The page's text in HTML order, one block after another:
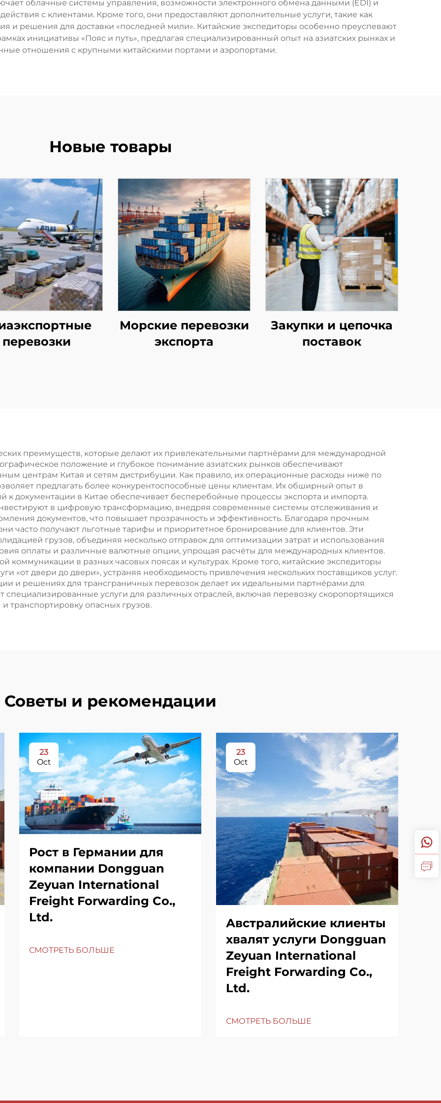
облачные системы управления, возможности электронного обмена данными (EDI) и
с клиентами. Кроме того, они предоставляют дополнительные услуги, такие как
и решения для доставки «последней мили». Китайские экспедиторы особенно преуспевают
инициативы «Пояс и путь», предлагая специализированный опыт на азиатских рынках и
отношения с крупными китайскими портами и аэропортами.
Новые товары
перевозки
Морские перевозки
экспорта
Закупки и цепочка
поставок
преимуществ, которые делают их привлекательными партнёрами для международной
положение и глубокое понимание азиатских рынков обеспечивают
центрам Китая и сетям дистрибуции. Как правило, их операционные расходы ниже по
предлагать более конкурентоспособные цены клиентам. Их обширный опыт в
к документации в Китае обеспечивает бесперебойные процессы экспорта и импорта.
в цифровую трансформацию, внедряя современные системы отслеживания и
документов, что повышает прозрачность и эффективность. Благодаря прочным
часто получают льготные тарифы и приоритетное бронирование для клиентов. Эти
грузов, объединяя несколько отправок для оптимизации затрат и использования
оплаты и различные валютные опции, упрощая расчёты для международных клиентов.
коммуникации в разных часовых поясах и культурах. Кроме того, китайские экспедиторы
«от двери до двери», устраняя необходимость привлечения нескольких поставщиков услуг.
и решениях для трансграничных перевозок делает их идеальными партнёрами для
услуги для различных отраслей, включая перевозку скоропортящихся
транспортировку опасных грузов.
Советы и рекомендации
23
Oct
Рост в Германии для
компании Dongguan
Zeyuan International
Freight Forwarding Co.,
Ltd.
СМОТРЕТЬ БОЛЬШЕ
23
Oct
Австралийские клиенты
хвалят услуги Dongguan
Zeyuan International
Freight Forwarding Co.,
Ltd.
СМОТРЕТЬ БОЛЬШЕ